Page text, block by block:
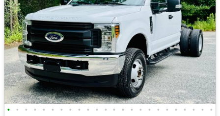
• • • • • • • • • • • • • • • • • • • • • • • •